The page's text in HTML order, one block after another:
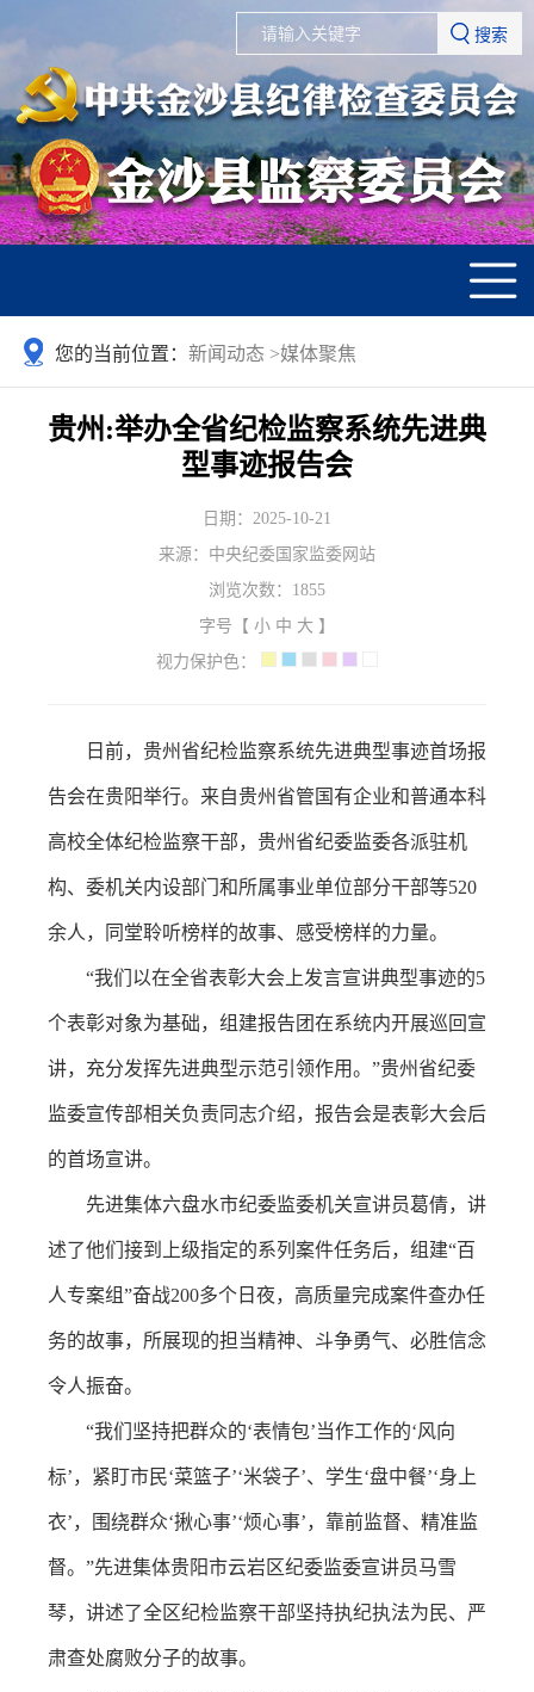
搜索
您的当前位置： 新闻动态 >媒体聚焦
贵州:举办全省纪检监察系统先进典
型事迹报告会
日期：2025-10-21
来源：中央纪委国家监委网站
浏览次数： 1855
字号【 小 中 大 】
视力保护色：
日前，贵州省纪检监察系统先进典型事迹首场报
告会在贵阳举行。来自贵州省管国有企业和普通本科
高校全体纪检监察干部，贵州省纪委监委各派驻机
构、委机关内设部门和所属事业单位部分干部等520
余人，同堂聆听榜样的故事、感受榜样的力量。
“我们以在全省表彰大会上发言宣讲典型事迹的5
个表彰对象为基础，组建报告团在系统内开展巡回宣
讲，充分发挥先进典型示范引领作用。”贵州省纪委
监委宣传部相关负责同志介绍，报告会是表彰大会后
的首场宣讲。
先进集体六盘水市纪委监委机关宣讲员葛倩，讲
述了他们接到上级指定的系列案件任务后，组建“百
人专案组”奋战200多个日夜，高质量完成案件查办任
务的故事，所展现的担当精神、斗争勇气、必胜信念
令人振奋。
“我们坚持把群众的‘表情包’当作工作的‘风向
标’，紧盯市民‘菜篮子’‘米袋子’、学生‘盘中餐’‘身上
衣’，围绕群众‘揪心事’‘烦心事’，靠前监督、精准监
督。”先进集体贵阳市云岩区纪委监委宣讲员马雪
琴，讲述了全区纪检监察干部坚持执纪执法为民、严
肃查处腐败分子的故事。